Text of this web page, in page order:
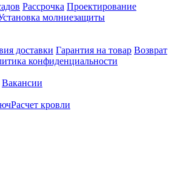
Рассрочка Проектирование
молниезащиты
доставки Гарантия на товар Возврат
конфиденциальности
Вакансии
Расчет кровли